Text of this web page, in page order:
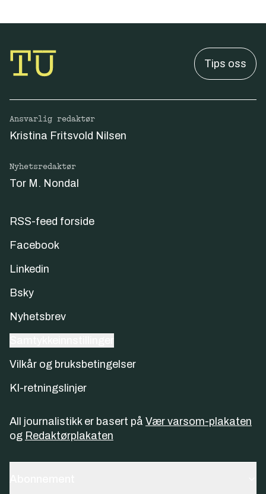
Tips oss
Ansvarlig redaktør
Kristina Fritsvold Nilsen
Nyhetsredaktør
Tor M. Nondal
RSS-feed forside
Facebook
Linkedin
Bsky
Nyhetsbrev
Vilkår og bruksbetingelser
KI-retningslinjer
All journalistikk er basert på Vær varsom-plakaten
og Redaktørplakaten